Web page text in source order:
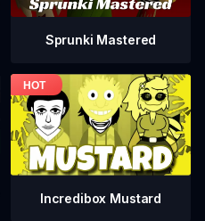
Sprunki Mastered
Incredibox Mustard